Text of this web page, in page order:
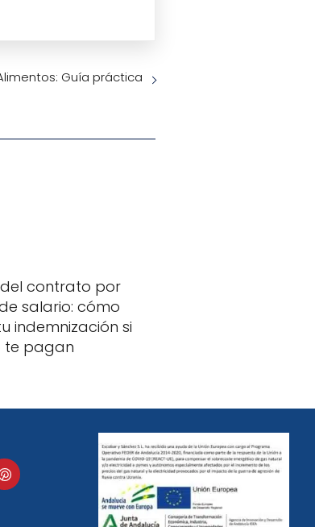
Guía práctica
del contrato por
salario: cómo
indemnización si
te pagan